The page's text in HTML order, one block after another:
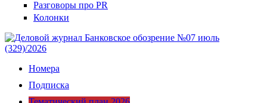
Разговоры про PR
Колонки
Номера
Подписка